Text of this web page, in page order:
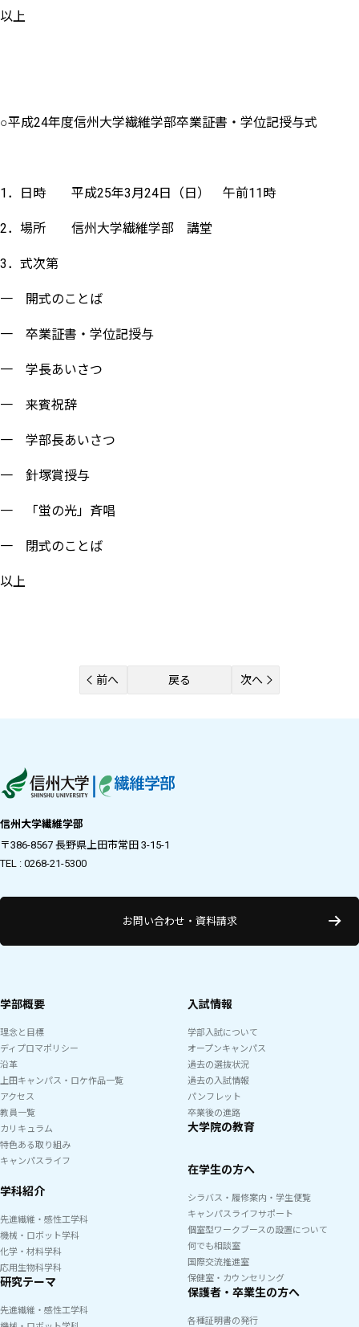
以上
○平成24年度信州大学繊維学部卒業証書・学位記授与式
1．日時 平成25年3月24日（日） 午前11時
2．場所 信州大学繊維学部 講堂
3．式次第
一 開式のことば
一 卒業証書・学位記授与
一 学長あいさつ
一 来賓祝辞
一 学部長あいさつ
一 針塚賞授与
一 「蛍の光」斉唱
一 閉式のことば
以上
前へ 戻る 次へ
信州大学繊維学部
〒386-8567 長野県上田市常田 3-15-1
TEL : 0268-21-5300
お問い合わせ・資料請求
学部概要
理念と目標
ディプロマポリシー
沿革
上田キャンパス・ロケ作品一覧
アクセス
教員一覧
カリキュラム
特色ある取り組み
キャンパスライフ
学科紹介
先進繊維・感性工学科
機械・ロボット学科
化学・材料学科
応用生物科学科
研究テーマ
先進繊維・感性工学科
入試情報
学部入試について
オープンキャンパス
過去の選抜状況
過去の入試情報
パンフレット
卒業後の進路
大学院の教育
在学生の方へ
シラバス・履修案内・学生便覧
キャンパスライフサポート
個室型ワークブースの設置について
何でも相談室
国際交流推進室
保健室・カウンセリング
保護者・卒業生の方へ
各種証明書の発行